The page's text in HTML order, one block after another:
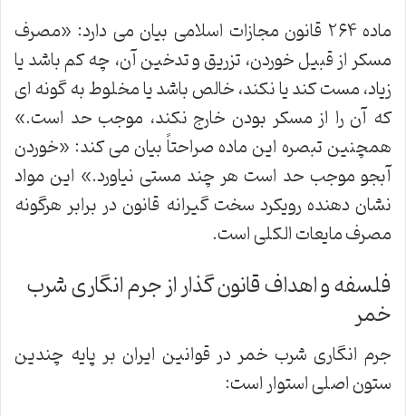
ماده ۲۶۴ قانون مجازات اسلامی بیان می دارد: «مصرف
مسکر از قبیل خوردن، تزریق و تدخین آن، چه کم باشد یا
زیاد، مست کند یا نکند، خالص باشد یا مخلوط به گونه ای
که آن را از مسکر بودن خارج نکند، موجب حد است.»
همچنین تبصره این ماده صراحتاً بیان می کند: «خوردن
آبجو موجب حد است هر چند مستی نیاورد.» این مواد
نشان دهنده رویکرد سخت گیرانه قانون در برابر هرگونه
مصرف مایعات الکلی است.
فلسفه و اهداف قانون گذار از جرم انگاری شرب
خمر
جرم انگاری شرب خمر در قوانین ایران بر پایه چندین
ستون اصلی استوار است: